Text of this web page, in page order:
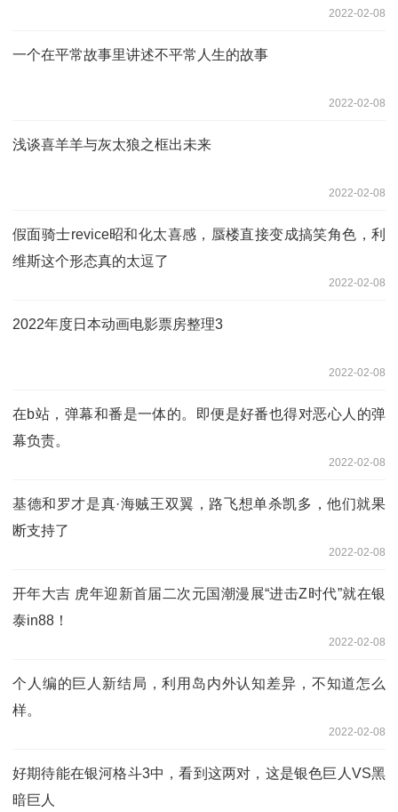
2022-02-08
一个在平常故事里讲述不平常人生的故事
2022-02-08
浅谈喜羊羊与灰太狼之框出未来
2022-02-08
假面骑士revice昭和化太喜感，蜃楼直接变成搞笑角色，利
维斯这个形态真的太逗了
2022-02-08
2022年度日本动画电影票房整理3
2022-02-08
在b站，弹幕和番是一体的。即便是好番也得对恶心人的弹
幕负责。
2022-02-08
基德和罗才是真·海贼王双翼，路飞想单杀凯多，他们就果
断支持了
2022-02-08
开年大吉 虎年迎新首届二次元国潮漫展“进击Z时代”就在银
泰in88！
2022-02-08
个人编的巨人新结局，利用岛内外认知差异，不知道怎么
样。
2022-02-08
好期待能在银河格斗3中，看到这两对，这是银色巨人VS黑
暗巨人